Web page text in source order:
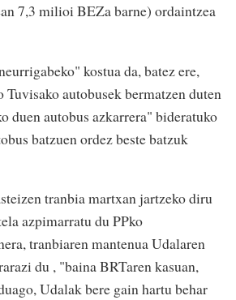
7,3 milioi BEZa barne) ordaintzea
kostua da, batez ere,
Tuvisako autobusek bermatzen duten
duen autobus azkarrera" bideratuko
batzuen ordez beste batzuk
tranbia martxan jartzeko diru
azpimarratu du PPko
tranbiaren mantenua Udalaren
du , "baina BRTaren kasuan,
Udalak bere gain hartu behar